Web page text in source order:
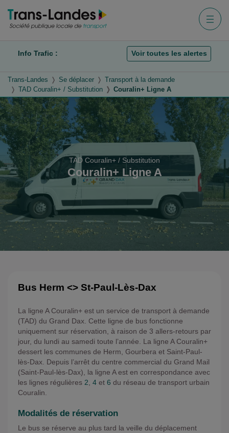
Info Trafic : Voir toutes les alertes
Trans-Landes Se déplacer
Transport à la demande
TAD Couralin+ / Substitution
Couralin+ Ligne A
TAD Couralin+ / Substitution
Couralin+ Ligne A
Bus Herm <> St-Paul-Lès-Dax
La ligne A Couralin+ est un service de transport à demande
(TAD) du Grand Dax. Cette ligne de bus fonctionne
uniquement sur réservation, à raison de 3 allers-retours par
jour, du lundi au samedi toute l’année. La ligne A Couralin+
dessert les communes de Herm, Gourbera et Saint-Paul-
lès-Dax. Depuis l’arrêt du centre commercial du Grand Mail
(Saint-Paul-lès-Dax), la ligne A est en correspondance avec
les lignes régulières 2 4 et 6 du réseau de transport urbain
Couralin.
Modalités de réservation
Le bus se réserve au plus tard la veille du déplacement